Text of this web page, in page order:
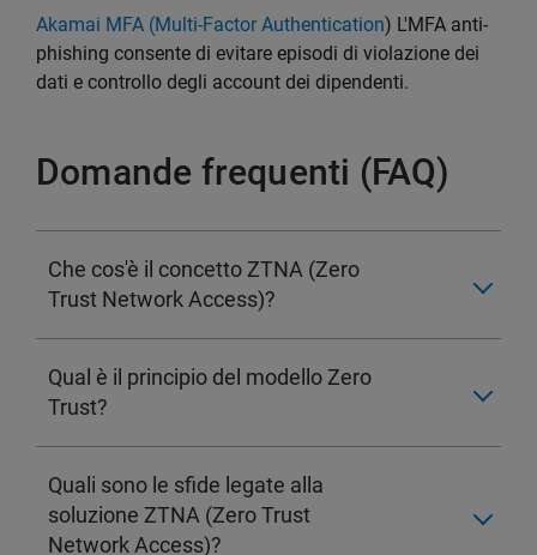
Akamai MFA (Multi-Factor Authentication) L'MFA anti-
phishing consente di evitare episodi di violazione dei
dati e controllo degli account dei dipendenti.
Domande frequenti (FAQ)
Che cos'è il concetto ZTNA (Zero
Trust Network Access)?
Qual è il principio del modello Zero
Trust?
Quali sono le sfide legate alla
soluzione ZTNA (Zero Trust
Network Access)?